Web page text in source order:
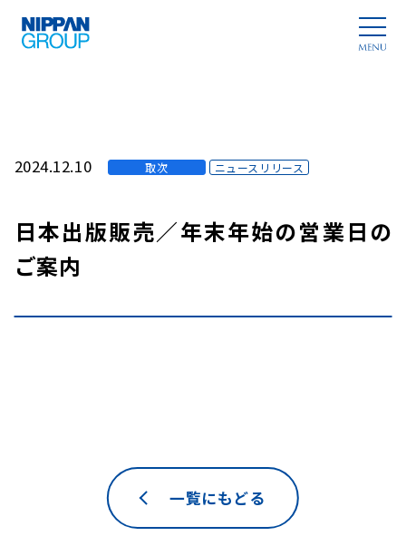
2024.12.10 取次 ニュースリリース
日本出版販売／年末年始の営業日の
ご案内
一覧にもどる